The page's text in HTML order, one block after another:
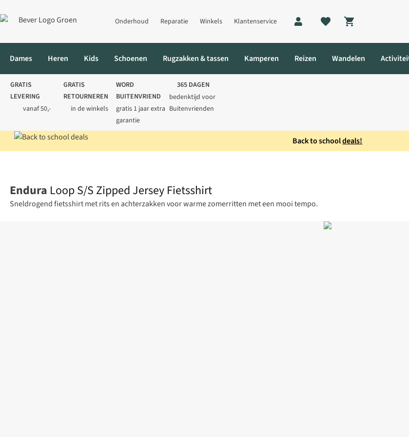
Onderhoud Reparatie Winkels Klantenservice
Shopping cart
Dames Heren Kids Schoenen Rugzakken & tassen Kamperen Reizen Wandelen
GRATIS
LEVERING
vanaf 50,-
GRATIS
RETOURNEREN
in de winkels
WORD
BUITENVRIEND
gratis 1 jaar extra
garantie
365 DAGEN
bedenktijd voor
Buitenvrienden
Back to schooldeals!
Endura Loop S/S Zipped Jersey Fietsshirt
Sneldrogend fietsshirt met rits en achterzakken voor warme zomerritten met een mooi tempo.